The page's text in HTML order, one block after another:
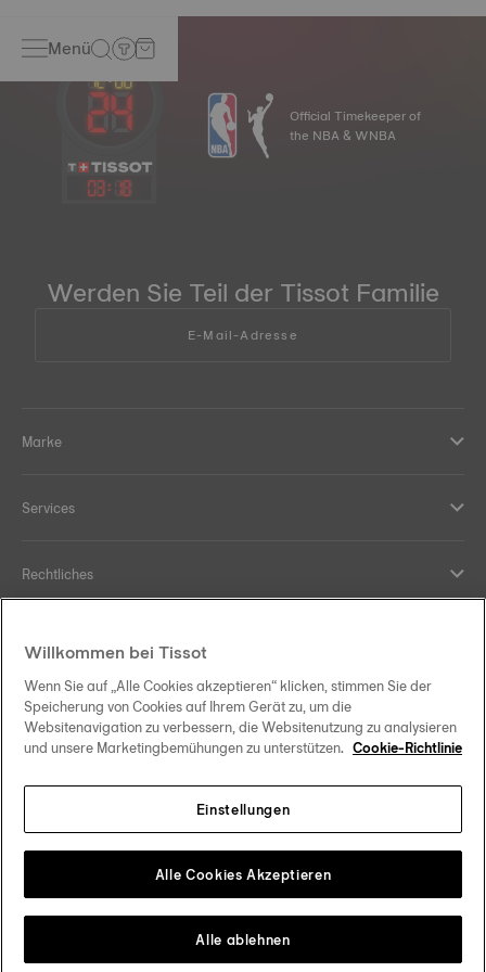
Menü
03: 18
Official Timekeeper of
the NBA & WNBA
Werden Sie Teil der Tissot Familie
E-Mail-Adresse
Marke
Services
Rechtliches
Ihre Vorteile
Folgen Sie uns in den sozialen Medien
Change country Tissot Copyrights 2026
Willkommen bei Tissot
Wenn Sie auf „Alle Cookies akzeptieren“ klicken, stimmen Sie der
Speicherung von Cookies auf Ihrem Gerät zu, um die
Websitenavigation zu verbessern, die Websitenutzung zu analysieren
und unsere Marketingbemühungen zu unterstützen. Cookie-Richtlinie
Einstellungen
Alle ablehnen
Alle Cookies Akzeptieren